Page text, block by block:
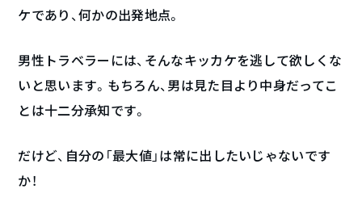
ケであり、何かの出発地点。
男性トラベラーには、そんなキッカケを逃して欲しくな
いと思います。もちろん、男は見た目より中身だってこ
とは十二分承知です。
だけど、自分の「最大値」は常に出したいじゃないです
か！